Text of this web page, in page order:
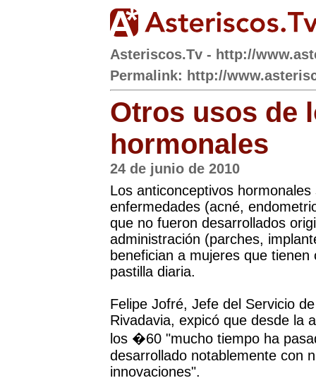
Asteriscos.Tv - http://
Permalink: http://
Otros usos de
hormonales
24 de junio de 2010
Los anticonceptivos
enfermedades (acné,
que no fueron desarrollados
administración (parches,
benefician a mujeres que
pastilla diaria.
Felipe Jofré, Jefe del Servicio
Rivadavia, expicó que desde la
los �60 "mucho tiempo ha
desarrollado notablemente con
innovaciones".